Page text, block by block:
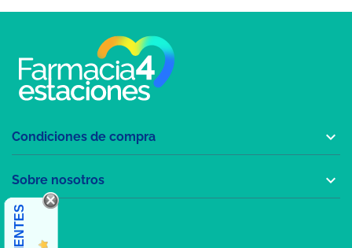
Condiciones de compra 
Sobre nosotros 